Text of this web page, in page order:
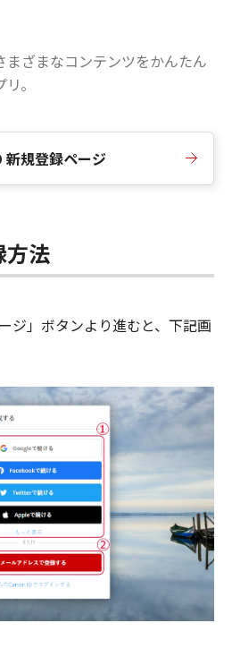
ざまなコンテンツをかんたん
。
規登録ページ
方法
ジ」ボタンより進むと、下記画